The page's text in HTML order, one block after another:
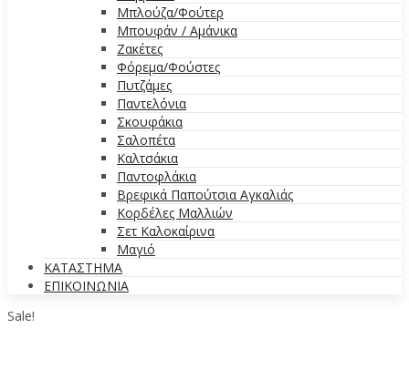
Μπλούζα/Φούτερ
Μπουφάν / Αμάνικα
Ζακέτες
Φόρεμα/Φούστες
Πυτζάμες
Παντελόνια
Σκουφάκια
Σαλοπέτα
Καλτσάκια
Παντοφλάκια
Βρεφικά Παπούτσια Αγκαλιάς
Κορδέλες Μαλλιών
Σετ Καλοκαίρινα
Μαγιό
ΚΑΤΑΣΤΗΜΑ
ΕΠΙΚΟΙΝΩΝΙΑ
Sale!